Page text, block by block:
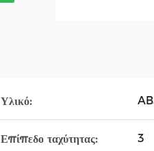
Υλικό:
Επίπεδο ταχύτητας: 3